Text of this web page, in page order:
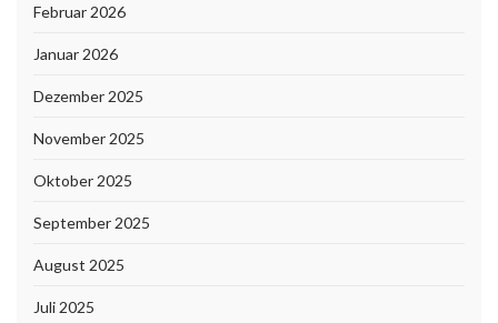
Februar 2026
Januar 2026
Dezember 2025
November 2025
Oktober 2025
September 2025
August 2025
Juli 2025